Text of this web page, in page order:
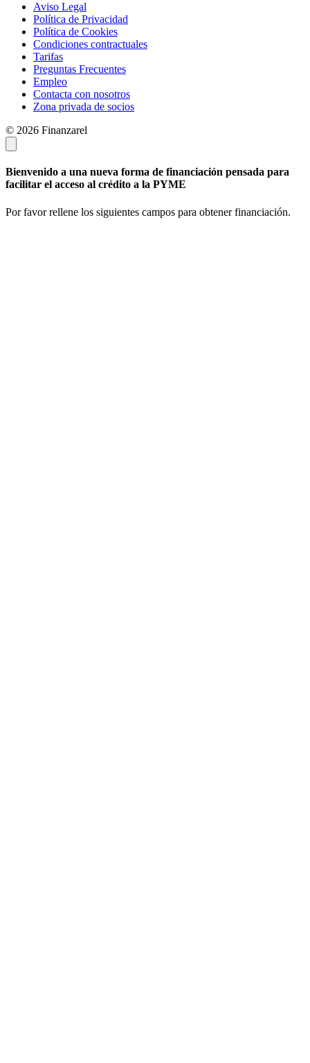
Aviso Legal
Política de Privacidad
Política de Cookies
Condiciones contractuales
Tarifas
Preguntas Frecuentes
Empleo
Contacta con nosotros
Zona privada de socios
© 2026 Finanzarel
Bienvenido a una nueva forma de financiación pensada para
facilitar el acceso al crédito a la PYME
Por favor rellene los siguientes campos para obtener financiación.